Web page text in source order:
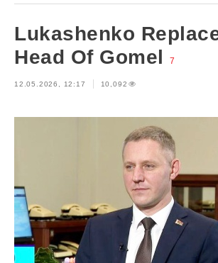
CULTURE HISTORY OPINION
TECHNOLOGY HEALTH CARS
BLOCKAGE BYPASS AND SOLIDARITY
Lukashenko
Head Of Gomel
7
12.05.2026, 12:17 10,092